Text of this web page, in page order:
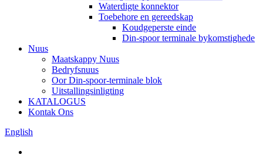
Waterdigte konnektor
Toebehore en gereedskap
Koudgeperste einde
Din-spoor terminale bykomstighede
Nuus
Maatskappy Nuus
Bedryfsnuus
Oor Din-spoor-terminale blok
Uitstallingsinligting
KATALOGUS
Kontak Ons
English